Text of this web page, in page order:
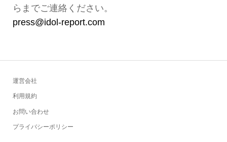
らまでご連絡ください。
press@idol-report.com
運営会社
利用規約
お問い合わせ
プライバシーポリシー